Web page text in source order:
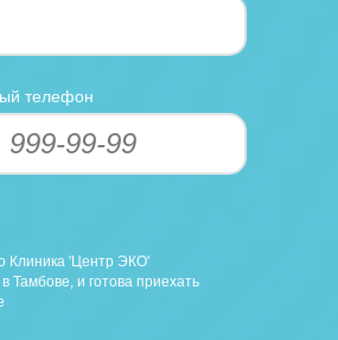
телефон
Клиника 'Центр ЭКО'
Тамбове, и готова приехать